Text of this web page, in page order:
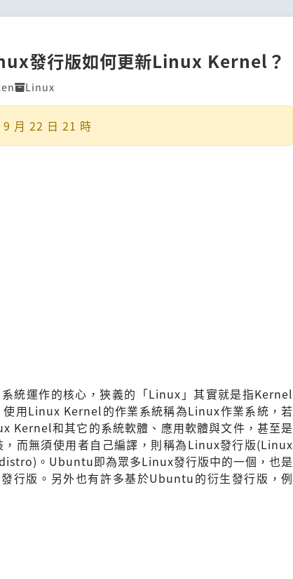
發行版如何更新Linux Kernel？
Linux
月 22 日 21 時
統運作的核心，狹義的「Linux」其實就是指Kernel
使用Linux Kernel的作業系統稱為Linux作業系統，若
Kernel和其它的系統軟體、應用軟體與文件，甚至是
，而無須使用者自己編譯，則稱為Linux發行版(Linux
。Ubuntu即為眾多Linux發行版中的一個，也是
行版。另外也有許多基於Ubuntu的衍生發行版，例